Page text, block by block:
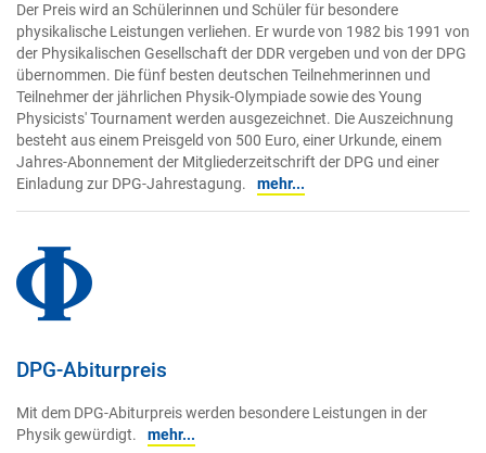
Der Preis wird an Schülerinnen und Schüler für besondere
physikalische Leistungen verliehen. Er wurde von 1982 bis 1991 von
der Physikalischen Gesellschaft der DDR vergeben und von der DPG
übernommen. Die fünf besten deutschen Teilnehmerinnen und
Teilnehmer der jährlichen Physik-Olympiade sowie des Young
Physicists' Tournament werden ausgezeichnet. Die Auszeichnung
besteht aus einem Preisgeld von 500 Euro, einer Urkunde, einem
Jahres-Abonnement der Mitgliederzeitschrift der DPG und einer
Einladung zur DPG-Jahrestagung.
mehr...
DPG-Abiturpreis
Mit dem DPG-Abiturpreis werden besondere Leistungen in der
Physik gewürdigt.
mehr...